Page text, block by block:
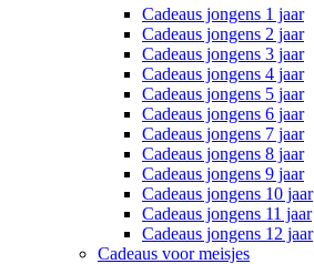
Cadeaus jongens 1 jaar
Cadeaus jongens 2 jaar
Cadeaus jongens 3 jaar
Cadeaus jongens 4 jaar
Cadeaus jongens 5 jaar
Cadeaus jongens 6 jaar
Cadeaus jongens 7 jaar
Cadeaus jongens 8 jaar
Cadeaus jongens 9 jaar
Cadeaus jongens 10 jaar
Cadeaus jongens 11 jaar
Cadeaus jongens 12 jaar
Cadeaus voor meisjes